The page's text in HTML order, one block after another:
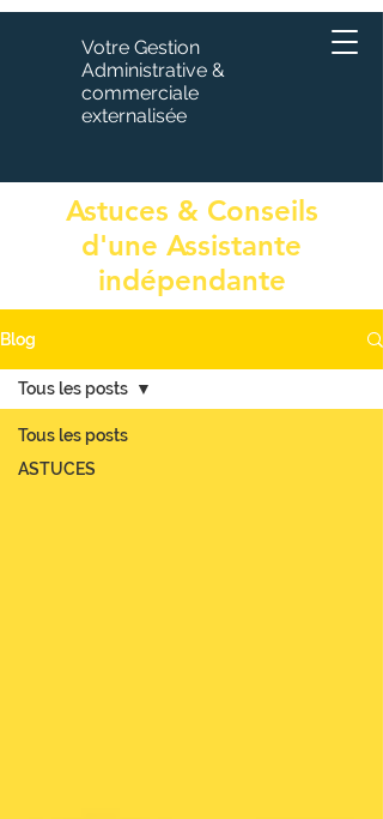
Votre Gestion
Administrative &
commerciale
externalisée
Astuces & Conseils
d'une Assistante
indépendante
Blog
Tous les posts
ASTUCES
Tous les posts